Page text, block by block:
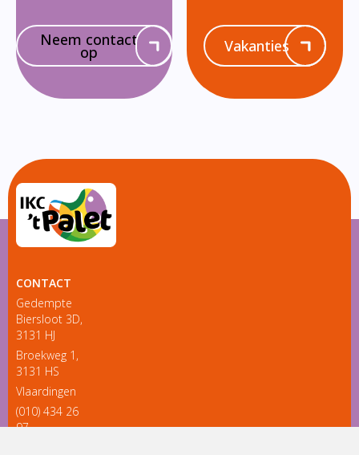
Neem contact
op Vakanties
CONTACT
Gedempte
Biersloot 3D,
3131 HJ
Broekweg 1,
3131 HS
Vlaardingen
(010) 434 26
97